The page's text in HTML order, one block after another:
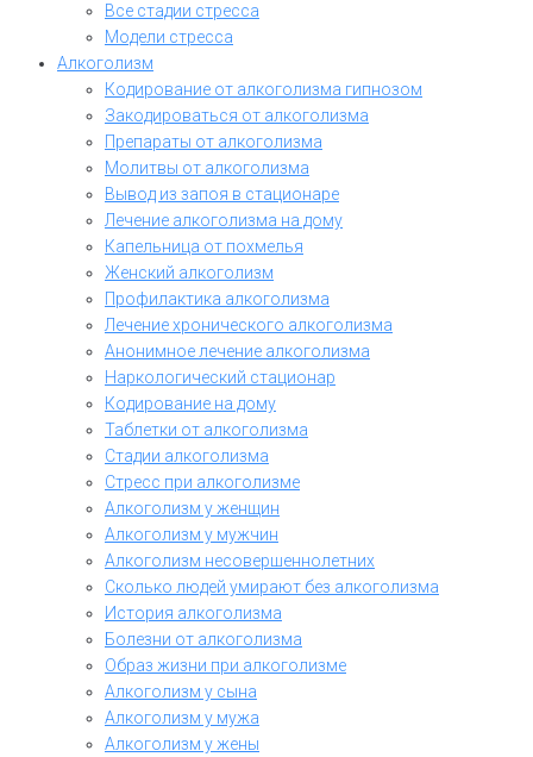
Все стадии стресса
Модели стресса
Алкоголизм
Кодирование от алкоголизма гипнозом
Закодироваться от алкоголизма
Препараты от алкоголизма
Молитвы от алкоголизма
Вывод из запоя в стационаре
Лечение алкоголизма на дому
Капельница от похмелья
Женский алкоголизм
Профилактика алкоголизма
Лечение хронического алкоголизма
Анонимное лечение алкоголизма
Наркологический стационар
Кодирование на дому
Таблетки от алкоголизма
Стадии алкоголизма
Стресс при алкоголизме
Алкоголизм у женщин
Алкоголизм у мужчин
Алкоголизм несовершеннолетних
Сколько людей умирают без алкоголизма
История алкоголизма
Болезни от алкоголизма
Образ жизни при алкоголизме
Алкоголизм у сына
Алкоголизм у мужа
Алкоголизм у жены